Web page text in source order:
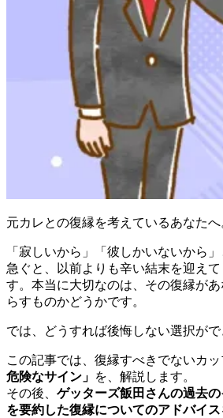
元カレとの復縁を考えているあなたへ
「寂しいから」「彼しかいないから
急ぐと、以前よりも辛い結末を迎え
す。本当に大切なのは、その復縁が
らすものかどうかです。
では、どうすれば後悔しない選択が
この記事では、復縁すべきでないカ
危険なサイン」 を、解説します。
その後、 ゲッターズ飯田さんの過去
を要約した復縁についてのアドバイス